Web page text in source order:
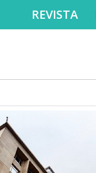
REVISTA